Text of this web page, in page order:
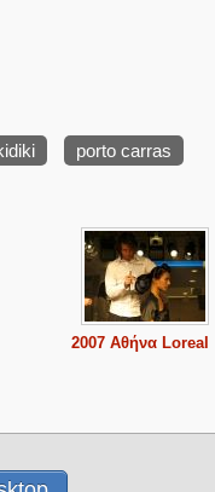
porto carras
2007 Αθήνα Loreal